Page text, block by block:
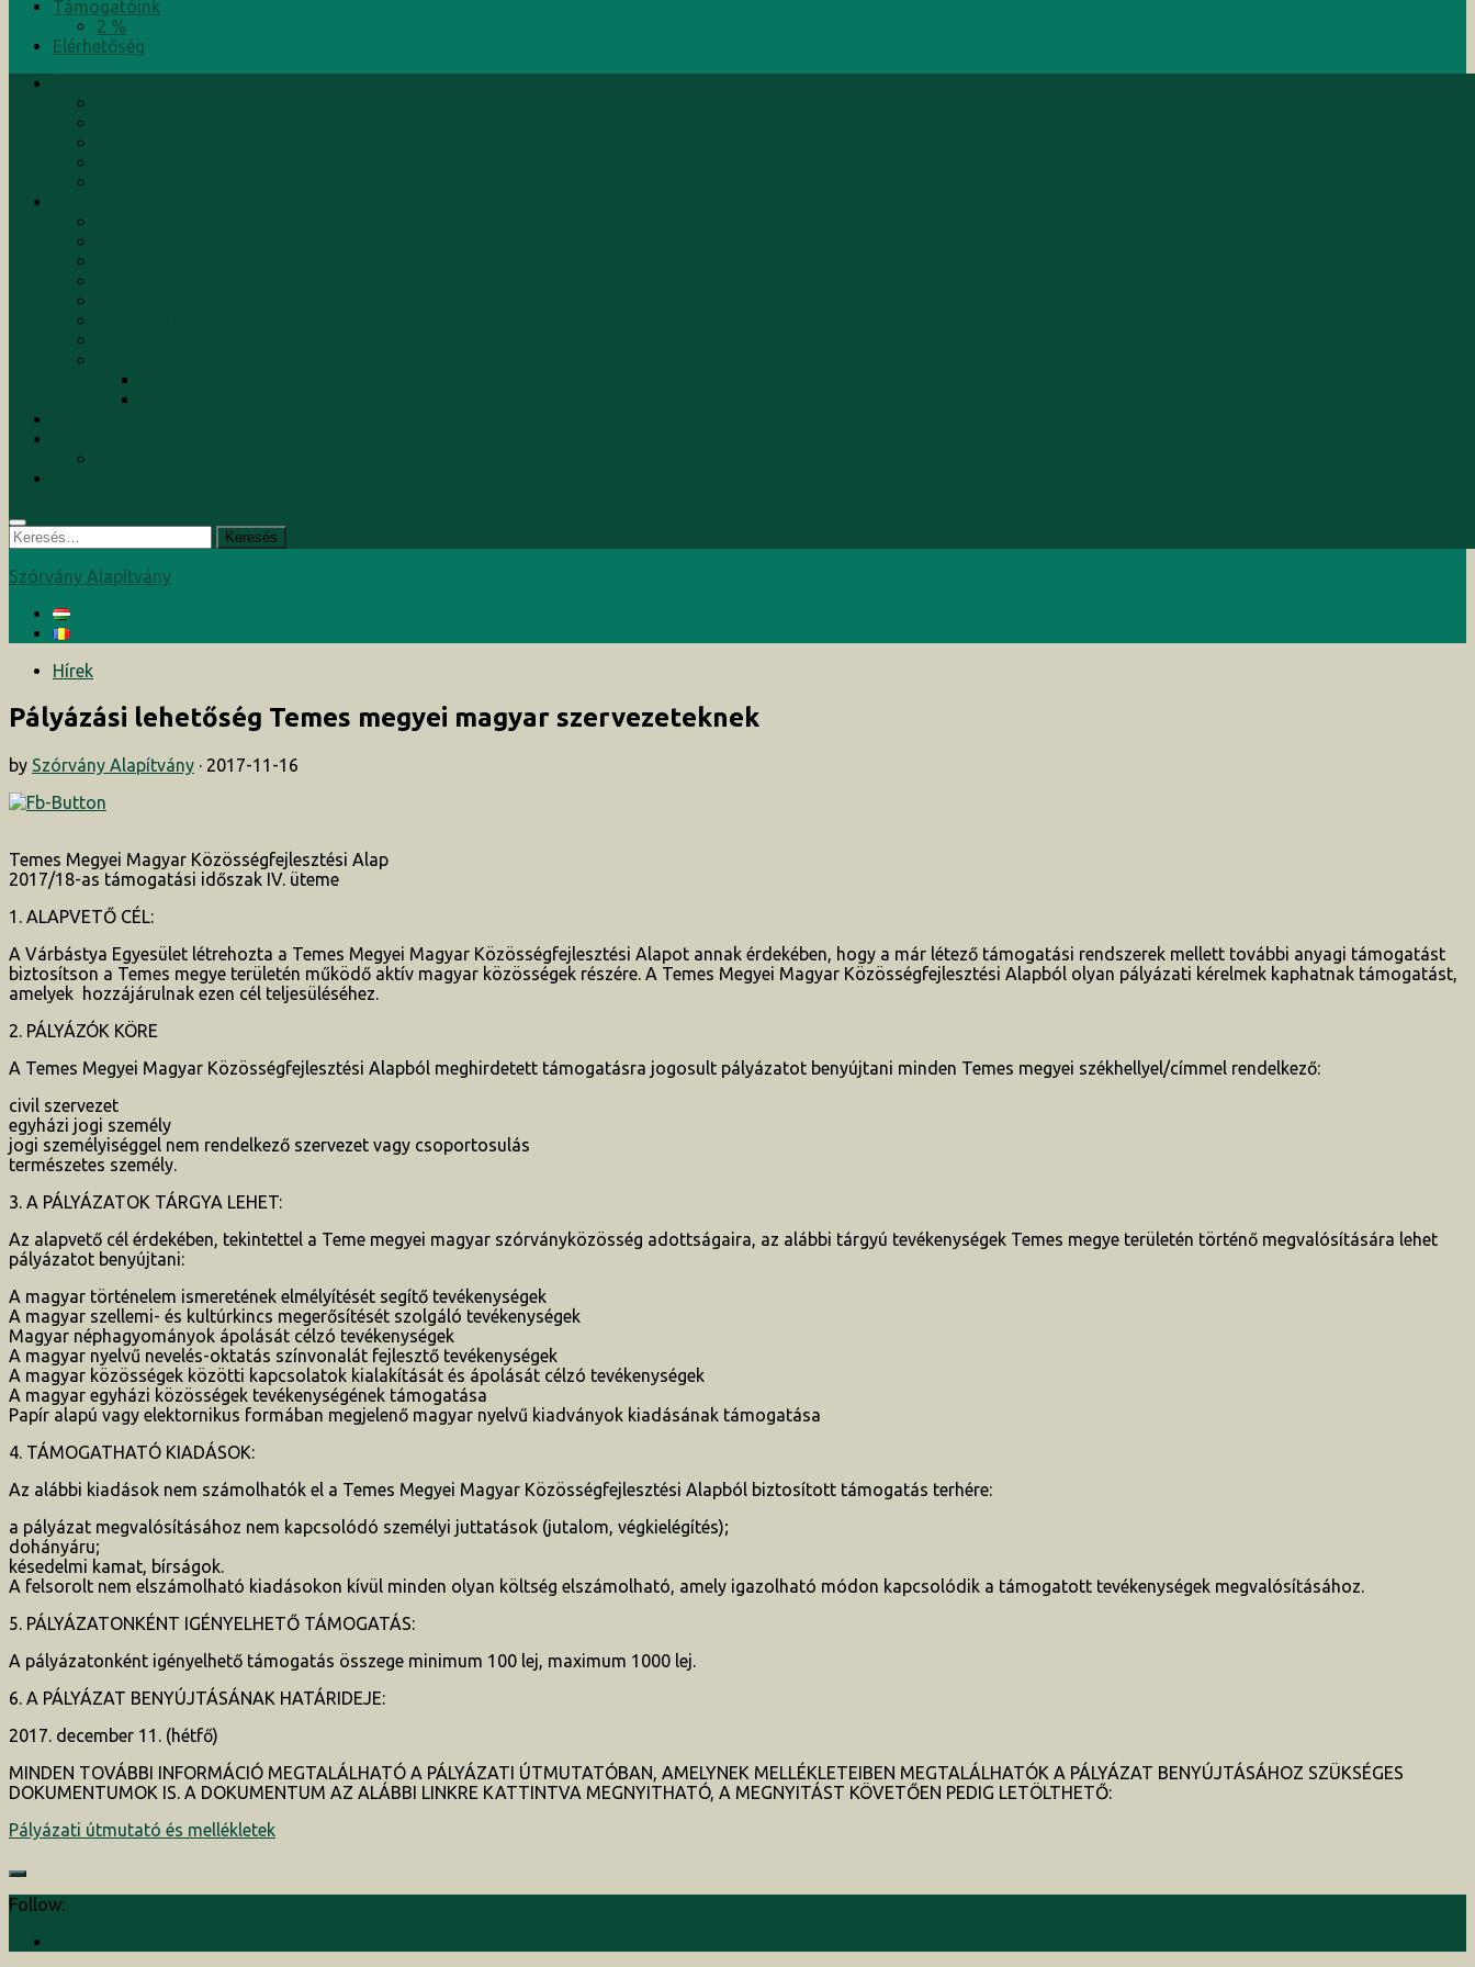
Támogatóink
2 %
Elérhetőség
Keresés:
Szórvány Alapítvány
Hírek
Pályázási lehetőség Temes megyei magyar szervezeteknek
by Szórvány Alapítvány · 2017-11-16
Temes Megyei Magyar Közösségfejlesztési Alap
2017/18-as támogatási időszak IV. üteme
1. ALAPVETŐ CÉL:
A Várbástya Egyesület létrehozta a Temes Megyei Magyar Közösségfejlesztési Alapot annak érdekében, hogy a már létező támogatási rendszerek mellett további anyagi támogatást
biztosítson a Temes megye területén működő aktív magyar közösségek részére. A Temes Megyei Magyar Közösségfejlesztési Alapból olyan pályázati kérelmek kaphatnak támogatást,
amelyek hozzájárulnak ezen cél teljesüléséhez.
2. PÁLYÁZÓK KÖRE
A Temes Megyei Magyar Közösségfejlesztési Alapból meghirdetett támogatásra jogosult pályázatot benyújtani minden Temes megyei székhellyel/címmel rendelkező:
civil szervezet
egyházi jogi személy
jogi személyiséggel nem rendelkező szervezet vagy csoportosulás
természetes személy.
3. A PÁLYÁZATOK TÁRGYA LEHET:
Az alapvető cél érdekében, tekintettel a Teme megyei magyar szórványközösség adottságaira, az alábbi tárgyú tevékenységek Temes megye területén történő megvalósítására lehet
pályázatot benyújtani:
A magyar történelem ismeretének elmélyítését segítő tevékenységek
A magyar szellemi- és kultúrkincs megerősítését szolgáló tevékenységek
Magyar néphagyományok ápolását célzó tevékenységek
A magyar nyelvű nevelés-oktatás színvonalát fejlesztő tevékenységek
A magyar közösségek közötti kapcsolatok kialakítását és ápolását célzó tevékenységek
A magyar egyházi közösségek tevékenységének támogatása
Papír alapú vagy elektornikus formában megjelenő magyar nyelvű kiadványok kiadásának támogatása
4. TÁMOGATHATÓ KIADÁSOK:
Az alábbi kiadások nem számolhatók el a Temes Megyei Magyar Közösségfejlesztési Alapból biztosított támogatás terhére:
a pályázat megvalósításához nem kapcsolódó személyi juttatások (jutalom, végkielégítés);
dohányáru;
késedelmi kamat, bírságok.
A felsorolt nem elszámolható kiadásokon kívül minden olyan költség elszámolható, amely igazolható módon kapcsolódik a támogatott tevékenységek megvalósításához.
5. PÁLYÁZATONKÉNT IGÉNYELHETŐ TÁMOGATÁS:
A pályázatonként igényelhető támogatás összege minimum 100 lej, maximum 1000 lej.
6. A PÁLYÁZAT BENYÚJTÁSÁNAK HATÁRIDEJE:
2017. december 11. (hétfő)
MINDEN TOVÁBBI INFORMÁCIÓ MEGTALÁLHATÓ A PÁLYÁZATI ÚTMUTATÓBAN, AMELYNEK MELLÉKLETEIBEN MEGTALÁLHATÓK A PÁLYÁZAT BENYÚJTÁSÁHOZ SZÜKSÉGES
DOKUMENTUMOK IS. A DOKUMENTUM AZ ALÁBBI LINKRE KATTINTVA MEGNYITHATÓ, A MEGNYITÁST KÖVETŐEN PEDIG LETÖLTHETŐ:
Pályázati útmutató és mellékletek
Follow: